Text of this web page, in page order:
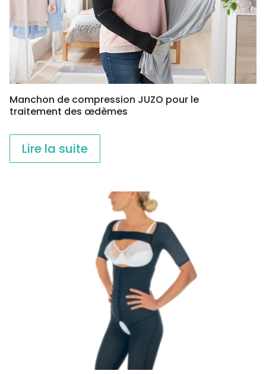
Manchon de compression JUZO pour le
traitement des œdèmes
Lire la suite